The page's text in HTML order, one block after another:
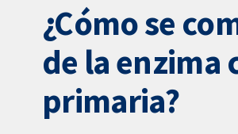
¿Cómo se
de la
primaria?